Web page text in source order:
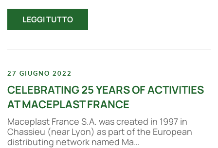
LEGGI TUTTO
27 GIUGNO 2022
CELEBRATING 25 YEARS OF ACTIVITIES
AT MACEPLAST FRANCE
Maceplast France S.A. was created in 1997 in
Chassieu (near Lyon) as part of the European
distributing network named Ma…